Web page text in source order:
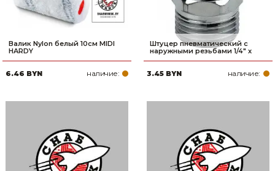
Валик Nylon белый 10см MIDI
HARDY
6.46 BYN наличие:
Штуцер пневматический с
наружными резьбами 1/4" х
3.45 BYN наличие: